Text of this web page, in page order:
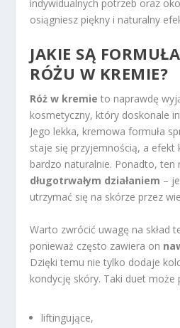
indywidualnych potrzeb oraz
osiągniesz piękny i naturalny
JAKIE SĄ
RÓŻU W KREMIE?
Róż w kremie to naprawdę
kosmetyczny, który doskonale
Jego lekka, kremowa formuła
staje się przyjemnością, a efekt
bardzo naturalnie. Ponadto, ten
długotrwałym działaniem –
utrzymać się na skórze przez
Warto zwrócić uwagę na skład
ponieważ często zawiera on
Dzięki temu nie tylko dodaje
kondycję skóry. Taki duet może
liftingujące,